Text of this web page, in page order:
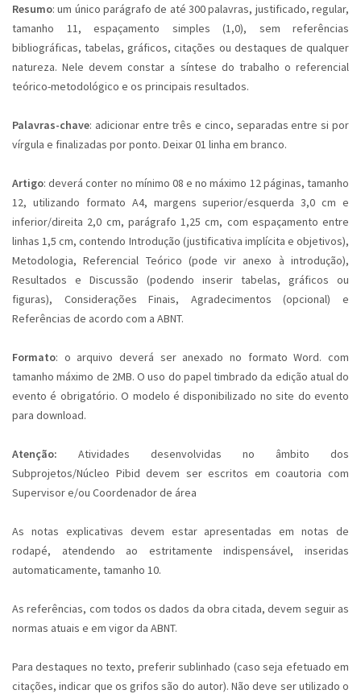
Resumo: um único parágrafo de até 300 palavras, justificado, regular,
tamanho 11, espaçamento simples (1,0), sem referências
bibliográficas, tabelas, gráficos, citações ou destaques de qualquer
natureza. Nele devem constar a síntese do trabalho o referencial
teórico-metodológico e os principais resultados.
Palavras-chave: adicionar entre três e cinco, separadas entre si por
vírgula e finalizadas por ponto. Deixar 01 linha em branco.
Artigo: deverá conter no mínimo 08 e no máximo 12 páginas, tamanho
12, utilizando formato A4, margens superior/esquerda 3,0 cm e
inferior/direita 2,0 cm, parágrafo 1,25 cm, com espaçamento entre
linhas 1,5 cm, contendo Introdução (justificativa implícita e objetivos),
Metodologia, Referencial Teórico (pode vir anexo à introdução),
Resultados e Discussão (podendo inserir tabelas, gráficos ou
figuras), Considerações Finais, Agradecimentos (opcional) e
Referências de acordo com a ABNT.
Formato: o arquivo deverá ser anexado no formato Word. com
tamanho máximo de 2MB. O uso do papel timbrado da edição atual do
evento é obrigatório. O modelo é disponibilizado no site do evento
para download.
Atenção: Atividades desenvolvidas no âmbito dos
Subprojetos/Núcleo Pibid devem ser escritos em coautoria com
Supervisor e/ou Coordenador de área
As notas explicativas devem estar apresentadas em notas de
rodapé, atendendo ao estritamente indispensável, inseridas
automaticamente, tamanho 10.
As referências, com todos os dados da obra citada, devem seguir as
normas atuais e em vigor da ABNT.
Para destaques no texto, preferir sublinhado (caso seja efetuado em
citações, indicar que os grifos são do autor). Não deve ser utilizado o